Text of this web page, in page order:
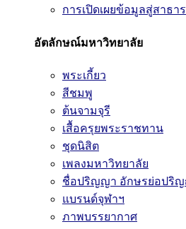
การเปิดเผยข้อมูลสู่สาธา
อัตลักษณ์มหาวิทยาลัย
พระเกี้ยว
สีชมพู
ต้นจามจุรี
เสื้อครุยพระราชทาน
ชุดนิสิต
เพลงมหาวิทยาลัย
ชื่อปริญญา อักษรย่อปริ
แบรนด์จุฬาฯ
ภาพบรรยากาศ